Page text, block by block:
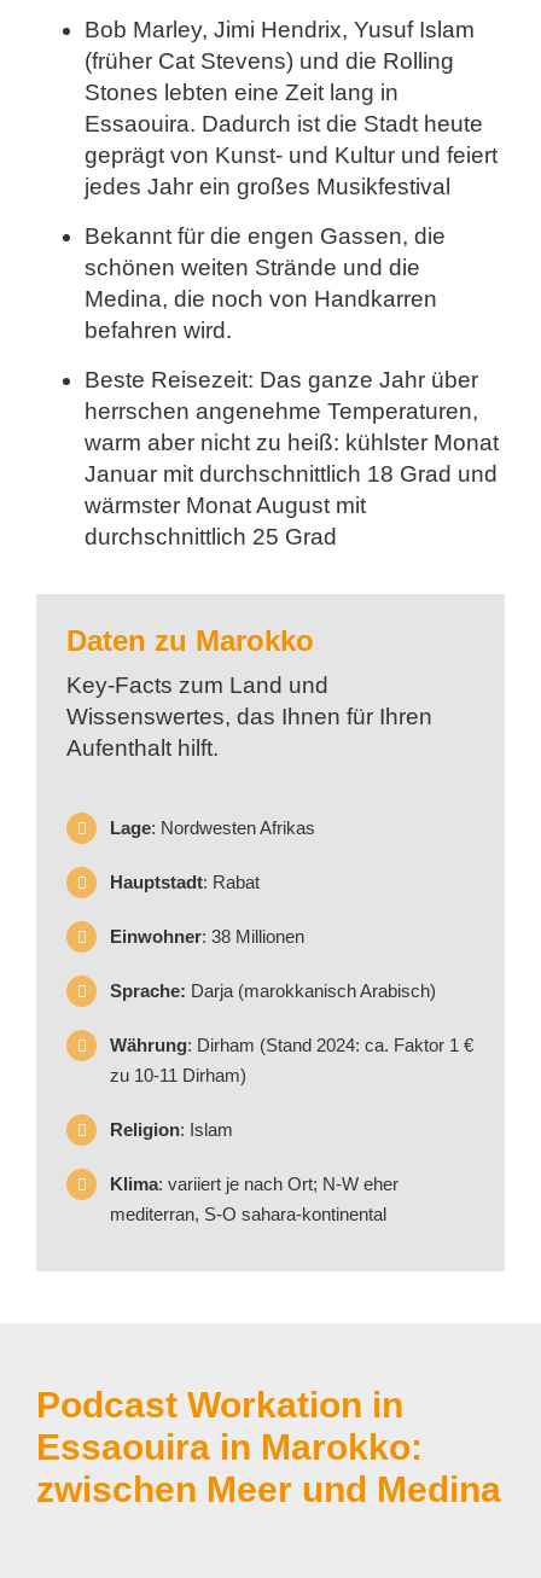
Bob Marley, Jimi Hendrix, Yusuf Islam
(früher Cat Stevens) und die Rolling
Stones lebten eine Zeit lang in
Essaouira. Dadurch ist die Stadt heute
geprägt von Kunst- und Kultur und feiert
jedes Jahr ein großes Musikfestival
Bekannt für die engen Gassen, die
schönen weiten Strände und die
Medina, die noch von Handkarren
befahren wird.
Beste Reisezeit: Das ganze Jahr über
herrschen angenehme Temperaturen,
warm aber nicht zu heiß: kühlster Monat
Januar mit durchschnittlich 18 Grad und
wärmster Monat August mit
durchschnittlich 25 Grad
Daten zu Marokko
Key-Facts zum Land und
Wissenswertes, das Ihnen für Ihren
Aufenthalt hilft.
Lage: Nordwesten Afrikas
Hauptstadt: Rabat
Einwohner: 38 Millionen
Sprache: Darja (marokkanisch Arabisch)
Währung: Dirham (Stand 2024: ca. Faktor 1 €
zu 10-11 Dirham)
Religion: Islam
Klima: variiert je nach Ort; N-W eher
mediterran, S-O sahara-kontinental
Podcast Workation in
Essaouira in Marokko:
zwischen Meer und Medina